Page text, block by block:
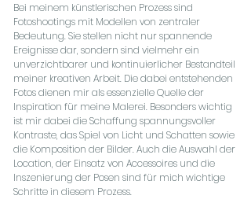
Bei meinem künstlerischen Prozess sind
Fotoshootings mit Modellen von zentraler
Bedeutung. Sie stellen nicht nur spannende
Ereignisse dar, sondern sind vielmehr ein
unverzichtbarer und kontinuierlicher Bestandteil
meiner kreativen Arbeit. Die dabei entstehenden
Fotos dienen mir als essenzielle Quelle der
Inspiration für meine Malerei. Besonders wichtig
ist mir dabei die Schaffung spannungsvoller
Kontraste, das Spiel von Licht und Schatten sowie
die Komposition der Bilder. Auch die Auswahl der
Location, der Einsatz von Accessoires und die
Inszenierung der Posen sind für mich wichtige
Schritte in diesem Prozess.